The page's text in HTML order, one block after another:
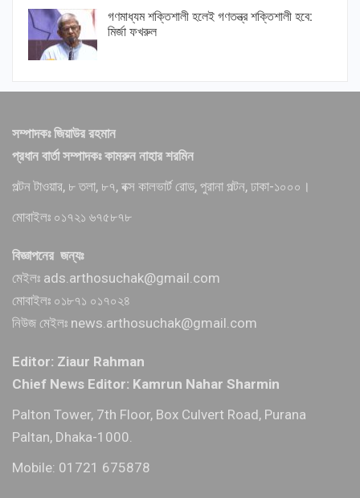
গণমাধ্যম শক্তিশালী হলেই গণতন্ত্র শক্তিশালী হবে:
মির্জা ফখরুল
সম্পাদকঃ জিয়াউর রহমান
প্রধান বার্তা সম্পাদকঃ কামরুন নাহার শরমিন
পল্টন টাওয়ার, ৮ তলা, ৮৭, বক্স কালভার্ট রোড, পুরানা পল্টন, ঢাকা-১০০০।
মোবাইলঃ ০১৭২১ ৬৭৫৮৭৮
বিজ্ঞাপনের জন্যঃ
মেইলঃ ads.arthosuchak@gmail.com
মোবাইলঃ ০১৮৭১ ০১৭০২৪
নিউজ মেইলঃ news.arthosuchak@gmail.com
Editor: Ziaur Rahman
Chief News Editor: Kamrun Nahar Sharmin
Palton Tower, 7th Floor, Box Culvert Road, Purana
Paltan, Dhaka-1000.
Mobile: 01721 675878